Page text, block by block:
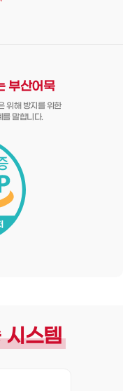
부산어묵
위해 방지를 위한
를 말합니다.
시스템